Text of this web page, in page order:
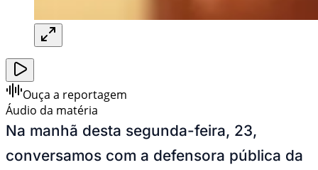
Ouça a reportagem
Áudio da matéria
Na manhã desta segunda-feira, 23,
conversamos com a defensora pública da